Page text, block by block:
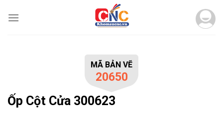
MÃ BẢN VẼ
20650
Ốp Cột Cửa 300623